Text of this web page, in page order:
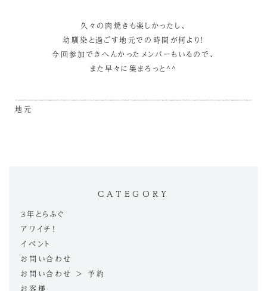
久々の肉焼きも楽しかったし、
幼馴染と過ごす地元での時間が何より！
今回参加できへんかったメンバーもいるので、
また早々に集まろっと^^
地元
CATEGORY
3年とらふぐ
アワイチ！
イベント
お問い合わせ
お問い合わせ > 予約
お客様